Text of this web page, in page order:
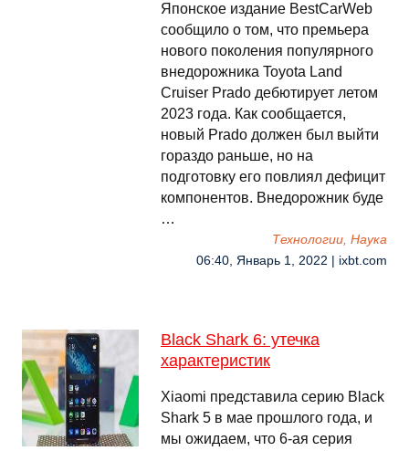
Японское издание BestCarWeb
сообщило о том, что премьера
нового поколения популярного
внедорожника Toyota Land
Cruiser Prado дебютирует летом
2023 года. Как сообщается,
новый Prado должен был выйти
гораздо раньше, но на
подготовку его повлиял дефицит
компонентов. Внедорожник буде
…
Технологии, Наука
06:40, Январь 1, 2022 | ixbt.com
Black Shark 6: утечка
характеристик
Xiaomi представила серию Black
Shark 5 в мае прошлого года, и
мы ожидаем, что 6-ая серия